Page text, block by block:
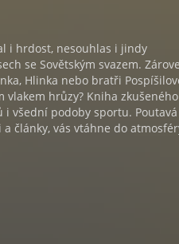
i hrdost, nesouhlas i jindy
se Sovětským svazem.
Hlinka nebo bratři
vlakem hrůzy? Kniha zkušeného
všední podoby sportu. Poutavá
články, vás vtáhne do